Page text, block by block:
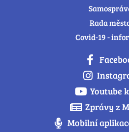
Rada
Covid-19 -
Youtube
Zprávy z
Mobilní